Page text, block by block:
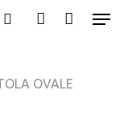
Menu
OVALE